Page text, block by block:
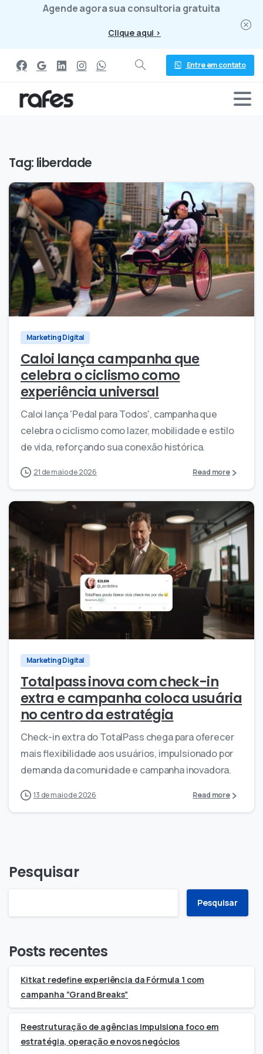
Agende agora sua consultoria gratuita
Clique aqui >
Entre em contato
Tag: liberdade
0 0
Marketing Digital
Caloi lança campanha que
celebra o ciclismo como
experiência universal
Caloi lança 'Pedal para Todos', campanha que
celebra o ciclismo como lazer, mobilidade e estilo
de vida, reforçando sua conexão histórica.
21 de maio de 2026 Read more
Marketing Digital
Totalpass inova com check-in
extra e campanha coloca usuária
no centro da estratégia
Check-in extra do TotalPass chega para oferecer
mais flexibilidade aos usuários, impulsionado por
demanda da comunidade e campanha inovadora.
13 de maio de 2026 Read more
Pesquisar
Pesquisar
Posts recentes
Kitkat redefine experiência da Fórmula 1 com
campanha “Grand Breaks”
Reestruturação de agências impulsiona foco em
estratégia, operação e novos negócios